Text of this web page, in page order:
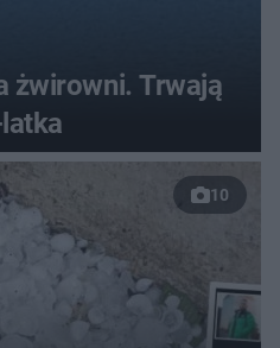
żwirowni. Trwają
10